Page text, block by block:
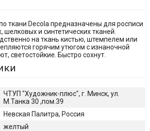
ткани Decola предназначены для росписи
и синтетических тканей.
на ткань кистью, штемпелем или
горячим утюгом с изнаночной
светостойкие. Быстро сохнут.
ЧТУП "Художник-плюс", г. Минск, ул.
М.Танка 30 ,пом.39
Невская Палитра, Россия
желтый